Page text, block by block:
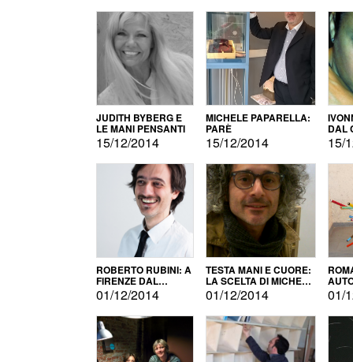
JUDITH BYBERG E
LE MANI PENSANTI
15/12/2014
MICHELE PAPARELLA:
PARÈ
15/12/2014
DAL
15/
ROBERTO RUBINI: A
FIRENZE DAL
PRODOTTO ALLA
PROMOZIONE
01/12/2014
TESTA MANI E CUORE:
LA SCELTA DI MICHELE
BARBERIO
01/12/2014 01/